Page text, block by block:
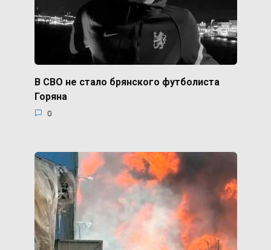
В СВО не стало брянского футболиста
Горяна
0